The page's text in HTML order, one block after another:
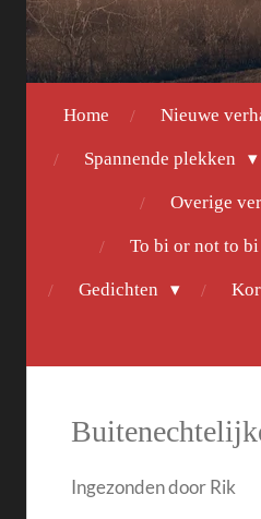
Home Nieuwe
Spannende plekken
Overige
To bi or not to bi
Gedichten
Ingezonden door Rik